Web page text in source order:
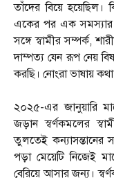
তাঁদের বিয়ে হয়েছিল।
একের পর এক সমস্যার
সঙ্গে স্বামীর সম্পর্ক,
দাম্পত্য যেন রূপ নেয়
করছি। নোংরা ভাষায়
২০২৫-এর জানুয়ারি
জড়ান স্বর্ণকমলের
তুলতেই কন্যাসন্তানের
পড়া মেয়েটি নিজেই
বেরিয়ে আসার জন্য।